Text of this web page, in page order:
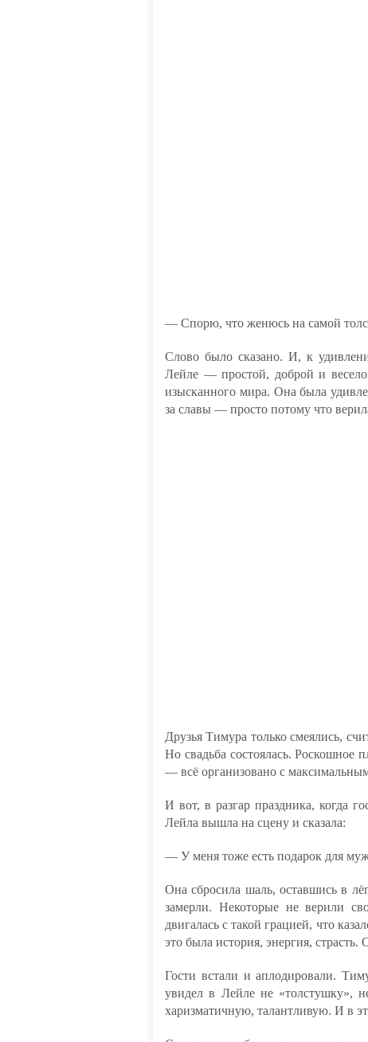
— Спорю, что женюсь на самой
Слово было сказано. И, к
Лейле — простой, доброй и
изысканного мира. Она была
за славы — просто потому что
Друзья Тимура только смеялись,
Но свадьба состоялась. Роскошное
— всё организовано с
И вот, в разгар праздника, когда
Лейла вышла на сцену и сказала:
— У меня тоже есть подарок для
Она сбросила шаль, оставшись в
замерли. Некоторые не верили
двигалась с такой грацией, что
это была история, энергия, страсть.
Гости встали и аплодировали.
увидел в Лейле не
харизматичную, талантливую. И в